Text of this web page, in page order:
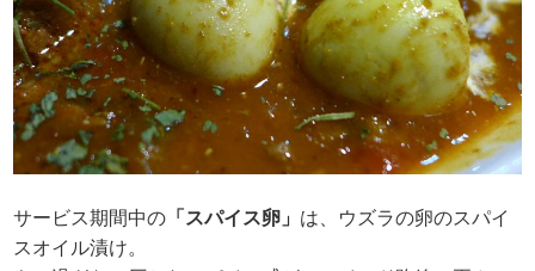
サービス期間中の 「スパイス卵」 は、ウズラの卵のスパイ
スオイル漬け。